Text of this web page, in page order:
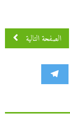
الصفحة التالية